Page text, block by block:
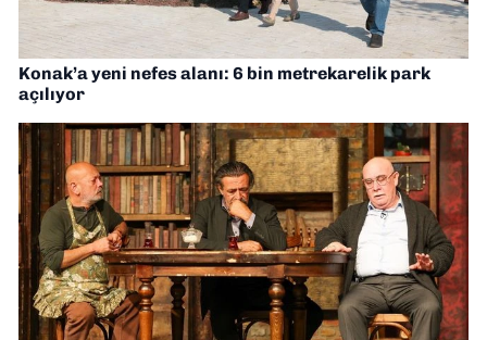
Konak’a yeni nefes alanı: 6 bin metrekarelik park
açılıyor